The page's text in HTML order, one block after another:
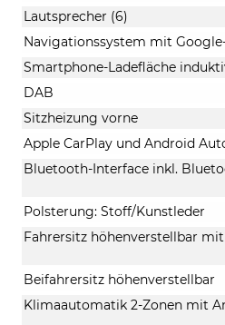
Lautsprecher (6)
Navigationssystem mit
Smartphone-Ladefläche
DAB
Sitzheizung vorne
Apple CarPlay und Android
Bluetooth-Interface inkl.
Polsterung: Stoff/Kunstleder
Fahrersitz höhenverstellbar
Beifahrersitz höhenverstellbar
Klimaautomatik 2-Zonen mit